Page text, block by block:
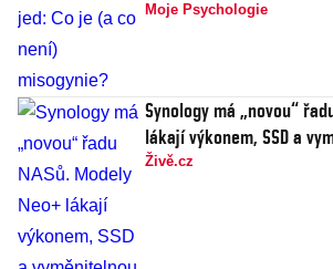
Moje Psychologie
Synology má „novou“
lákají výkonem, SSD a
Živě.cz